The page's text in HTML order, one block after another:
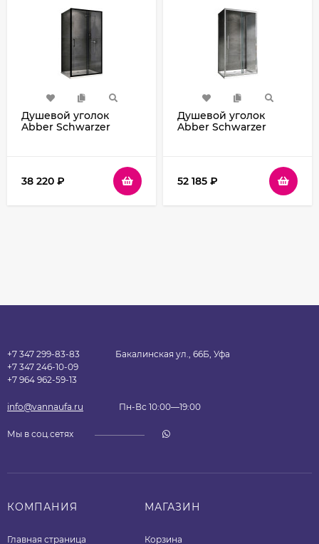
Душевой уголок
Abber Schwarzer
стекло прозрачное
38 220 ₽
Душевой уголок
Abber Schwarzer
52 185 ₽
+7 347 299-83-83
+7 347 246-10-09
+7 964 962-59-13
Бакалинская ул., 66Б, Уфа
info@vannaufa.ru Пн-Вс 10:00—19:00
Мы в соц.сетях
КОМПАНИЯ
Главная страница
МАГАЗИН
Корзина